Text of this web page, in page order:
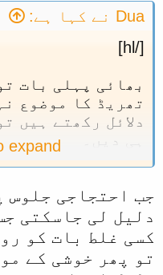
Dua نے کہا ہے:
[/hl]
بھائی پہلی بات
تھریڈ کا موضوع
دلائل رکھتے ہیں
ہی دیں۔
اور دوسری بات
اظہار کے لیے غلط
کیوں لیا
بلکہ احتجاج تو
چاہیئے۔۔۔
جب احتجاجی جلوس
دلیل لی جاسکتی
کسی غلط بات کو
تو پھر خوشی کے